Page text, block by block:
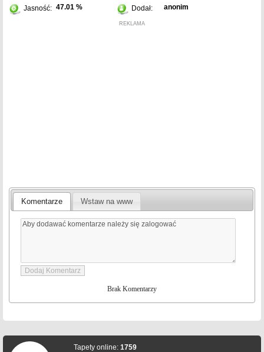
Jasność: 47.01 % Dodał: anonim
REKLAMA
Komentarze Wstaw na www
Brak Komentarzy
Tapety online: 1759